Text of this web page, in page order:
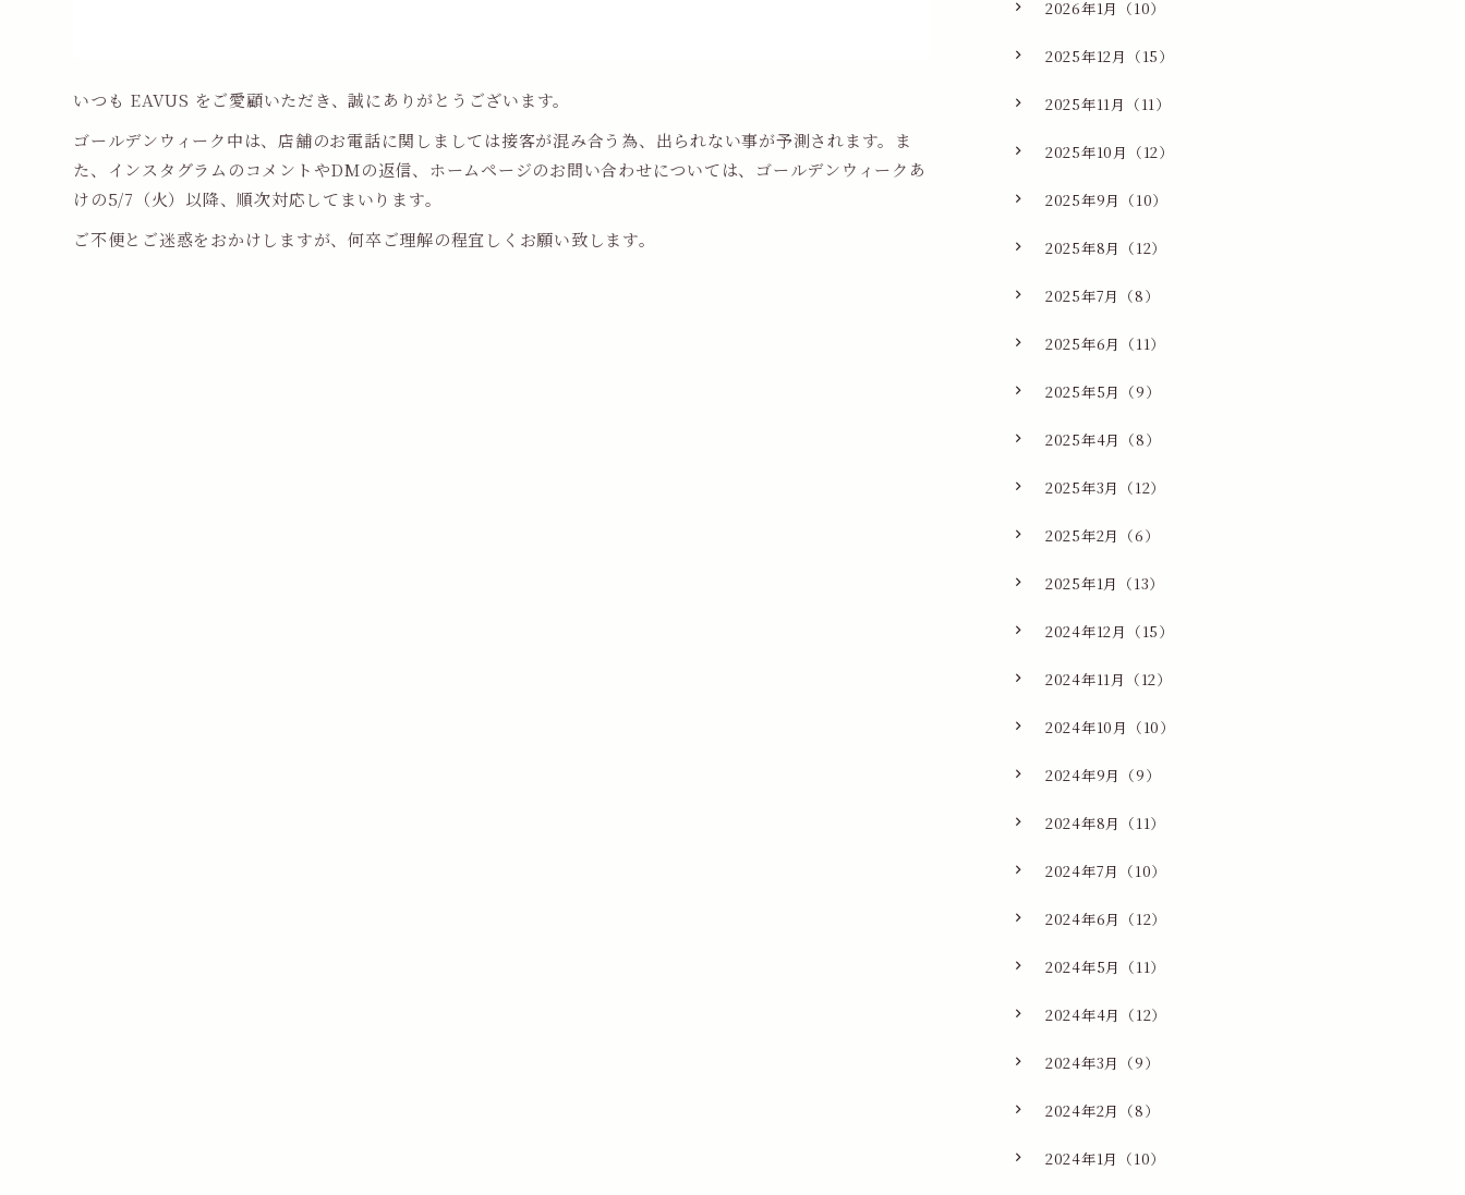
いつも EAVUS をご愛顧いただき、誠にありがとうございます。
ゴールデンウィーク中は、店舗のお電話に関しましては接客が混み合う為、出られない事が予測されます。ま
た、インスタグラムのコメントやDMの返信、ホームページのお問い合わせについては、ゴールデンウィークあ
けの5/7（火）以降、順次対応してまいります。
ご不便とご迷惑をおかけしますが、何卒ご理解の程宜しくお願い致します。
2026年1月（10）
2025年12月（15）
2025年11月（11）
2025年10月（12）
2025年9月（10）
2025年8月（12）
2025年7月（8）
2025年6月（11）
2025年5月（9）
2025年4月（8）
2025年3月（12）
2025年2月（6）
2025年1月（13）
2024年12月（15）
2024年11月（12）
2024年10月（10）
2024年9月（9）
2024年8月（11）
2024年7月（10）
2024年6月（12）
2024年5月（11）
2024年4月（12）
2024年3月（9）
2024年2月（8）
2024年1月（10）